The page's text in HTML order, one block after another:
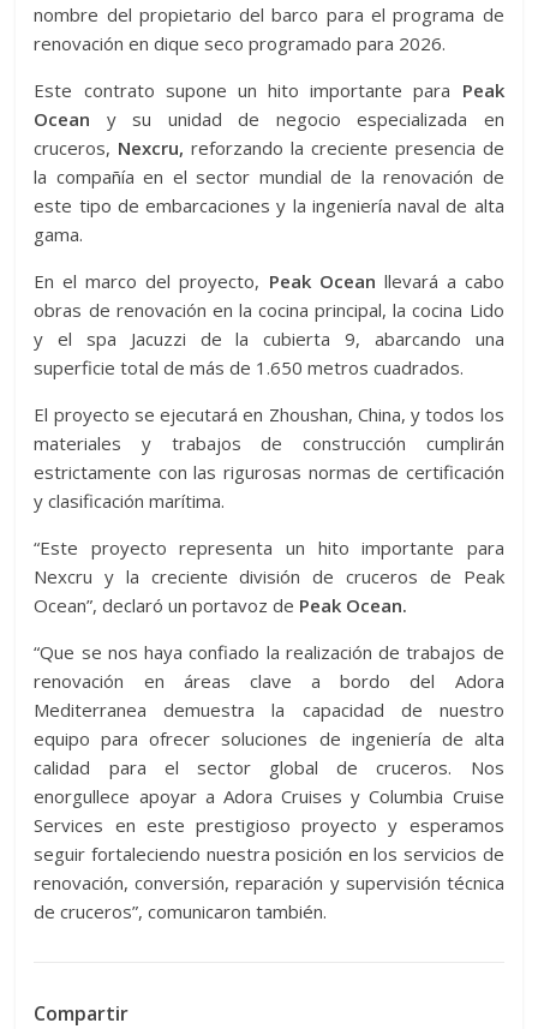
nombre del propietario del barco para el programa de
renovación en dique seco programado para 2026.
Este contrato supone un hito importante para Peak
Ocean y su unidad de negocio especializada en
cruceros, Nexcru, reforzando la creciente presencia de
la compañía en el sector mundial de la renovación de
este tipo de embarcaciones y la ingeniería naval de alta
gama.
En el marco del proyecto, Peak Ocean llevará a cabo
obras de renovación en la cocina principal, la cocina Lido
y el spa Jacuzzi de la cubierta 9, abarcando una
superficie total de más de 1.650 metros cuadrados.
El proyecto se ejecutará en Zhoushan, China, y todos los
materiales y trabajos de construcción cumplirán
estrictamente con las rigurosas normas de certificación
y clasificación marítima.
“Este proyecto representa un hito importante para
Nexcru y la creciente división de cruceros de Peak
Ocean”, declaró un portavoz de Peak Ocean.
“Que se nos haya confiado la realización de trabajos de
renovación en áreas clave a bordo del Adora
Mediterranea demuestra la capacidad de nuestro
equipo para ofrecer soluciones de ingeniería de alta
calidad para el sector global de cruceros. Nos
enorgullece apoyar a Adora Cruises y Columbia Cruise
Services en este prestigioso proyecto y esperamos
seguir fortaleciendo nuestra posición en los servicios de
renovación, conversión, reparación y supervisión técnica
de cruceros”, comunicaron también.
Compartir